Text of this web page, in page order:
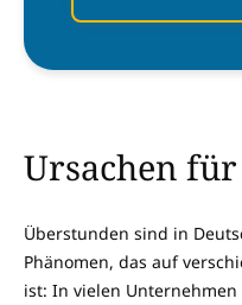
Ursachen
Überstunden sind in
Phänomen, das auf
ist: In vielen